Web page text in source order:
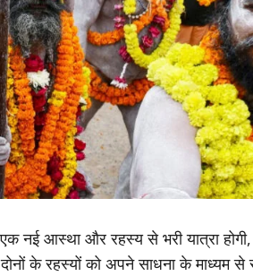
नई आस्था और रहस्य से भरी यात्रा
के रहस्यों को अपने साधना के माध्यम